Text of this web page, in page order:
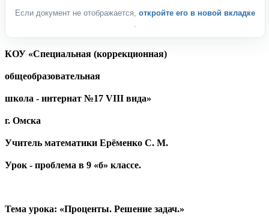
Если документ не отображается, откройте его в новой вкладке
КОУ «Специальная (коррекционная)
общеобразовательная
школа - интернат №17 VIII вида»
г. Омска
Учитель математики Ерёменко С. М.
Урок - проблема в 9 «б» классе.
Тема урока: «Проценты. Решение задач.»